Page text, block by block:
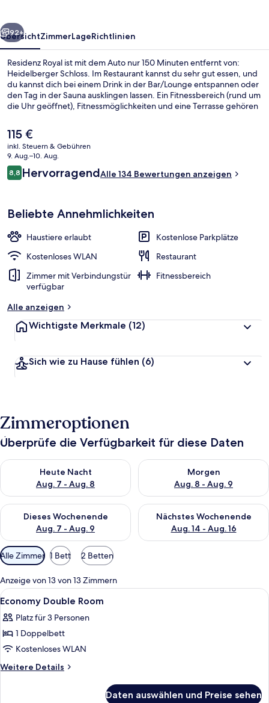
Weiter
92+
ÜbersichtZimmerLageRichtlinien
Residenz Royal ist mit dem Auto nur 150 Minuten entfernt von:
Heidelberger Schloss. Im Restaurant kannst du sehr gut essen, und
du kannst dich bei einem Drink in der Bar/Lounge entspannen oder
den Tag in der Sauna ausklingen lassen. Ein Fitnessbereich (rund um
die Uhr geöffnet), Fitnessmöglichkeiten und eine Terrasse gehören
Der
aktuelle
Preis
beträgt
115 €.
115 €
inkl. Steuern & Gebühren
9. Aug.–10. Aug.
Bewertungen
8,88,8 von 10.
HervorragendAlle 134 Bewertungen anzeigen
Beliebte Annehmlichkeiten
Haustiere erlaubt
Kostenlose Parkplätze
Kostenloses WLAN
Restaurant
Zimmer mit Verbindungstür
verfügbar
Fitnessbereich
Alle anzeigen
Wichtigste Merkmale (12)
Sich wie zu Hause fühlen (6)
Zimmeroptionen
Überprüfe die Verfügbarkeit für diese Daten
Heute Nacht
Aug. 7 - Aug. 8
Überprüfe die Verfügbarkeit für heute Nacht, Aug. 7 - Aug. 8.
Morgen
Aug. 8 - Aug. 9
Überprüfe die Verfügbarkeit
Dieses Wochenende
Aug. 7 - Aug. 9
Überprüfe die Verfügbarkeit für dieses Wochenende, Aug. 7
Nächstes Wochenende
Aug. 14 - Aug. 16
Überprüfe die Verfügbarkeit
Verfügbare
Filter
für
Zimmer
Alle Zimmer 1 Bett 2 Betten
Anzeige von 13 von 13 Zimmern
Alle
Fotos
für
Economy
Double
Room
Ein Hotelzimmer mit Doppelbett,
5
Economy Double Room
Platz für 3 Personen
1 Doppelbett
Kostenloses WLAN
Weitere Details
Weitere
Daten auswählen und Preise sehen